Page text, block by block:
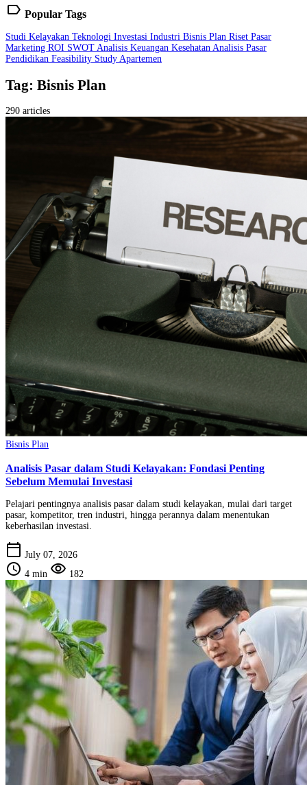
label Popular Tags
Studi Kelayakan Teknologi Investasi Industri Bisnis Plan Riset Pasar
Marketing ROI SWOT Analisis Keuangan Kesehatan Analisis Pasar
Pendidikan Feasibility Study Apartemen
Tag: Bisnis Plan
290 articles
Bisnis Plan
Analisis Pasar dalam Studi Kelayakan: Fondasi Penting
Sebelum Memulai Investasi
Pelajari pentingnya analisis pasar dalam studi kelayakan, mulai dari target
pasar, kompetitor, tren industri, hingga perannya dalam menentukan
keberhasilan investasi.
calendar_today July 07, 2026
schedule 4 min visibility 182